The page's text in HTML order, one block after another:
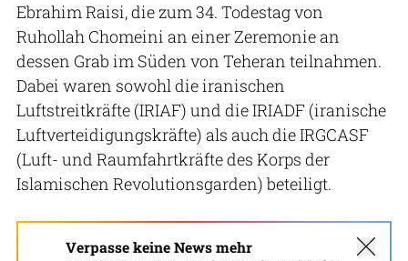
Ebrahim Raisi, die zum 34. Todestag von
Ruhollah Chomeini an einer Zeremonie an
dessen Grab im Süden von Teheran teilnahmen.
Dabei waren sowohl die iranischen
Luftstreitkräfte (IRIAF) und die IRIADF (iranische
Luftverteidigungskräfte) als auch die IRGCASF
(Luft- und Raumfahrtkräfte des Korps der
Islamischen Revolutionsgarden) beteiligt.
Verpasse keine News mehr